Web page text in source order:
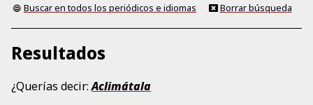
Buscar en todos los periódicos e idiomas Borrar búsqueda
Resultados
¿Querías decir:Aclimátala